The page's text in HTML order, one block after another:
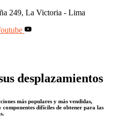
249, La Victoria - Lima
desplazamientos
más populares y más vendidas,
componentes difíciles de obtener para las